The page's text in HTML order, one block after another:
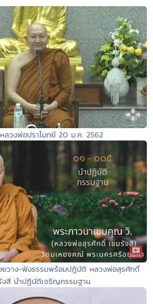
ลวงพ่อปราโมทย์ 20 ม.ค. 2562
ยวาง-ฟังธรรมพร้อมปฏิบัติ หลวงพ่อสุรศักดิ์
งสี นำปฏิบัติเจริญกรรมฐาน